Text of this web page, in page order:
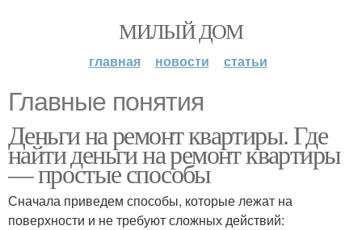
МИЛЫЙ ДОМ
главная новости статьи
Главные понятия
Деньги на ремонт квартиры. Где
найти деньги на ремонт квартиры
— простые способы
Сначала приведем способы, которые лежат на
поверхности и не требуют сложных действий: